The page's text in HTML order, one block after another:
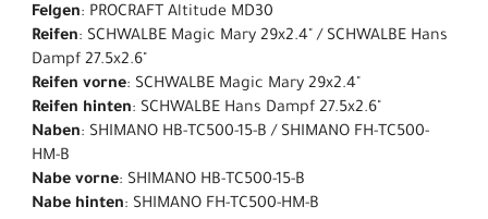
Felgen: PROCRAFT Altitude MD30
Reifen: SCHWALBE Magic Mary 29x2.4" / SCHWALBE Hans
Dampf 27.5x2.6"
Reifen vorne: SCHWALBE Magic Mary 29x2.4"
Reifen hinten: SCHWALBE Hans Dampf 27.5x2.6"
Naben: SHIMANO HB-TC500-15-B / SHIMANO FH-TC500-
HM-B
Nabe vorne: SHIMANO HB-TC500-15-B
Nabe hinten: SHIMANO FH-TC500-HM-B